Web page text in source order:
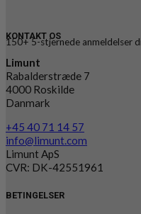
150+ 5-stjernede anmeldelser
KONTAKT OS
Limunt
Rabalderstræde 7
4000 Roskilde
Danmark
+45 40 71 14 57
info@limunt.com
Limunt ApS
CVR: DK-42551961
BETINGELSER